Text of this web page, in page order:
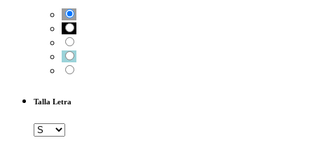
Talla Letra